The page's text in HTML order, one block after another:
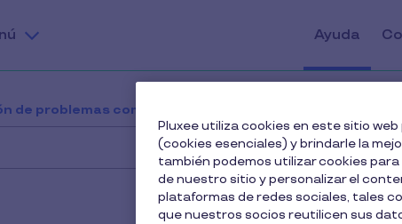
Ayuda
de problemas comunes
Pluxee utiliza cookies en este sitio
(cookies esenciales) y brindarle la
también podemos utilizar cookies
de nuestro sitio y personalizar el
plataformas de redes sociales, tales
que nuestros socios reutilicen sus